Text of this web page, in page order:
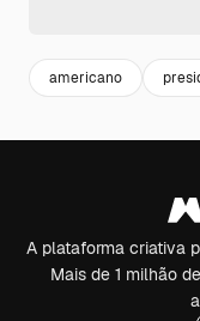
americano
A plataforma criativa
Mais de 1 milhão